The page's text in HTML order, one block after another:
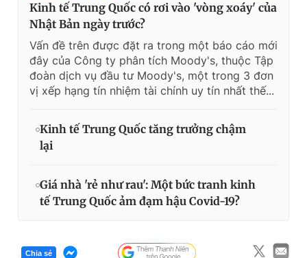
Kinh tế Trung Quốc có rơi vào 'vòng xoáy' của
Nhật Bản ngày trước?
Vấn đề trên được đặt ra trong một báo cáo mới
đây của Công ty phân tích Moody's, thuộc Tập
đoàn dịch vụ đầu tư Moody's, một trong 3 đơn
vị xếp hạng tín nhiệm tài chính uy tín nhất thế...
Kinh tế Trung Quốc tăng trưởng chậm
lại
Giá nhà 'rẻ như rau': Một bức tranh kinh
tế Trung Quốc ảm đạm hậu Covid-19?
Chia sẻ